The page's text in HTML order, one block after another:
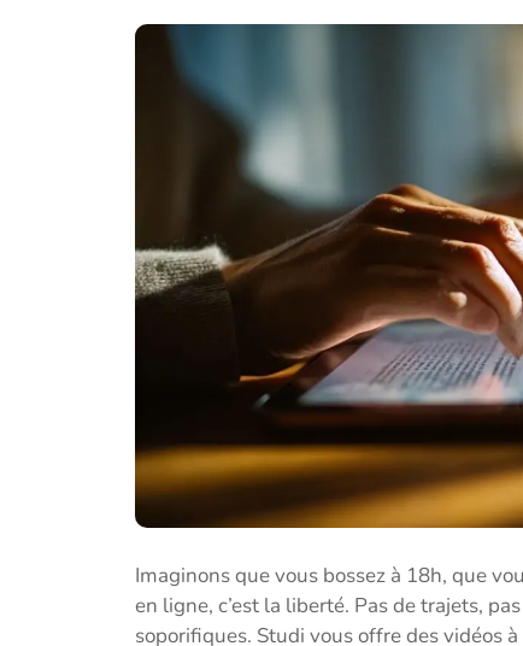
Imaginons que vous bossez à 18h, que
en ligne, c’est la liberté. Pas de trajets,
soporifiques. Studi vous offre des vidéos